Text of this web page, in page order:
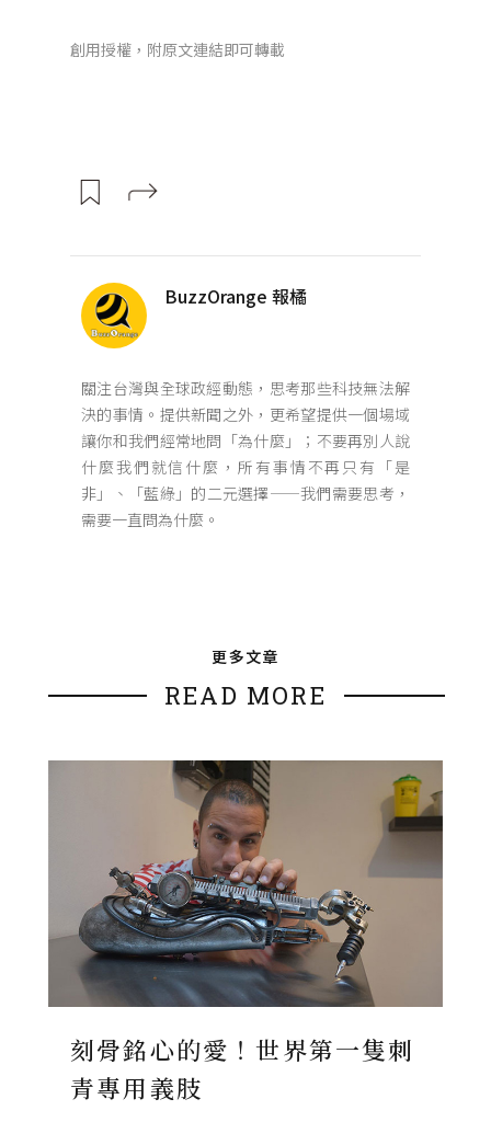
創用授權，附原文連結即可轉載
BuzzOrange 報橘
關注台灣與全球政經動態，思考那些科技無法解
決的事情。提供新聞之外，更希望提供一個場域
讓你和我們經常地問「為什麼」；不要再別人說
什麼我們就信什麼，所有事情不再只有「是
非」、「藍綠」的二元選擇——我們需要思考，
需要一直問為什麼。
更多文章
READ MORE
刻骨銘心的愛！世界第一隻刺
青專用義肢